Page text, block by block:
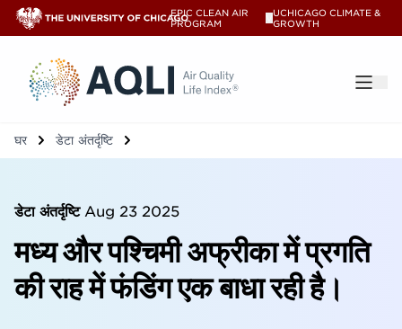
EPIC CLEAN AIR
PROGRAM
UCHICAGO CLIMATE &
GROWTH
®
घर डेटा अंतर्दृष्टि
डेटा अंतर्दृष्टि Aug 23 2025
मध्य और पश्चिमी अफ्रीका में प्रगति
की राह में फंडिंग एक बाधा रही है।